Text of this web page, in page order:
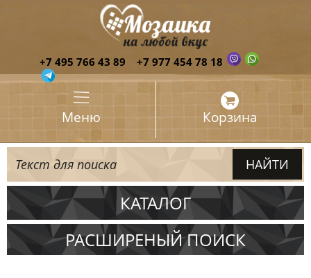
+7 495 766 43 89 +7 977 454 78 18
Меню Корзина
КАТАЛОГ
Испания
РАСШИРЕНЫЙ ПОИСК